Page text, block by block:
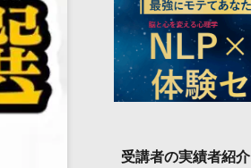
受講者の実績者紹介